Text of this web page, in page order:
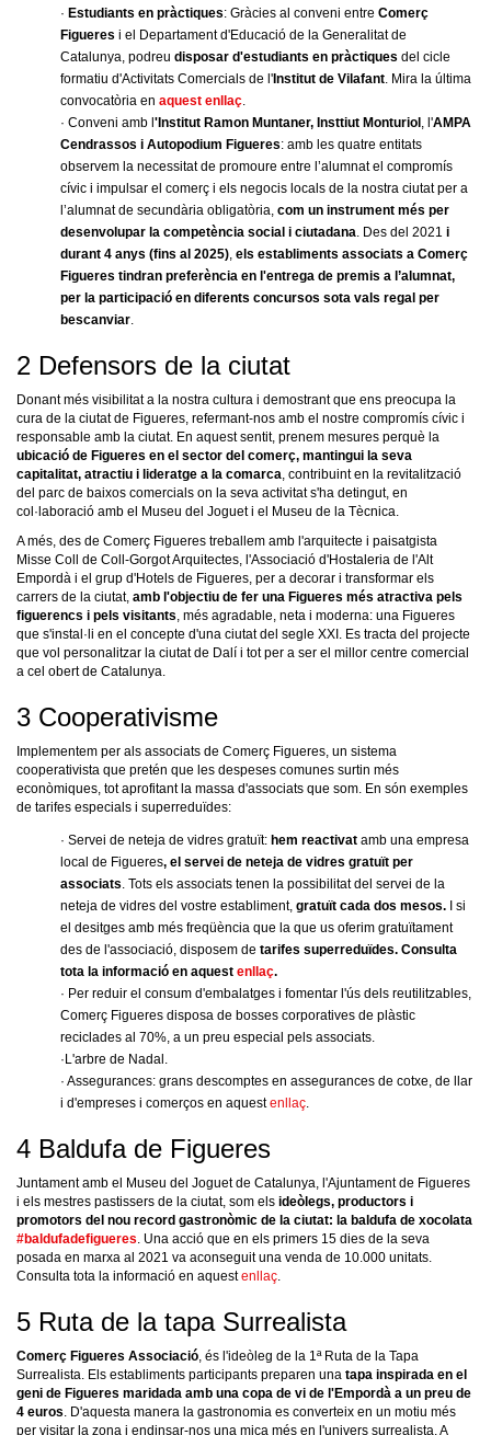
· Estudiants en pràctiques: Gràcies al conveni entre Comerç
Figueres i el Departament d'Educació de la Generalitat de
Catalunya, podreu disposar d'estudiants en pràctiques del cicle
formatiu d'Activitats Comercials de l' Institut de Vilafant. Mira la última
convocatòria en aquest enllaç.
· Conveni amb l 'Institut Ramon Muntaner, Insttiut Monturiol , l'AMPA
Cendrassos i Autopodium Figueres: amb les quatre entitats
observem la necessitat de promoure entre l’alumnat el compromís
cívic i impulsar el comerç i els negocis locals de la nostra ciutat per a
l’alumnat de secundària obligatòria, com un instrument més per
desenvolupar la competència social i ciutadana. Des del 2021 i
durant 4 anys (fins al 2025), els establiments associats a Comerç
Figueres tindran preferència en l'entrega de premis a l’alumnat,
per la participació en diferents concursos sota vals regal per
bescanviar.
2 Defensors de la ciutat
Donant més visibilitat a la nostra cultura i demostrant que ens preocupa la
cura de la ciutat de Figueres, refermant-nos amb el nostre compromís cívic i
responsable amb la ciutat. En aquest sentit, prenem mesures perquè la
ubicació de Figueres en el sector del comerç, mantingui la seva
capitalitat, atractiu i lideratge a la comarca, contribuint en la revitalització
del parc de baixos comercials on la seva activitat s'ha detingut, en
col·laboració amb el Museu del Joguet i el Museu de la Tècnica.
A més, des de Comerç Figueres treballem amb l'arquitecte i paisatgista
Misse Coll de Coll-Gorgot Arquitectes, l'Associació d'Hostaleria de l'Alt
Empordà i el grup d'Hotels de Figueres, per a decorar i transformar els
carrers de la ciutat, amb l'objectiu de fer una Figueres més atractiva pels
figuerencs i pels visitants, més agradable, neta i moderna: una Figueres
que s'instal·li en el concepte d'una ciutat del segle XXI. Es tracta del projecte
que vol personalitzar la ciutat de Dalí i tot per a ser el millor centre comercial
a cel obert de Catalunya.
3 Cooperativisme
Implementem per als associats de Comerç Figueres, un sistema
cooperativista que pretén que les despeses comunes surtin més
econòmiques, tot aprofitant la massa d'associats que som. En són exemples
de tarifes especials i superreduïdes:
· Servei de neteja de vidres gratuït: hem reactivat amb una empresa
local de Figueres, el servei de neteja de vidres gratuït per
associats. Tots els associats tenen la possibilitat del servei de la
neteja de vidres del vostre establiment, gratuït cada dos mesos. I si
el desitges amb més freqüència que la que us oferim gratuïtament
des de l'associació, disposem de tarifes superreduïdes. Consulta
tota la informació en aquest enllaç.
· Per reduir el consum d'embalatges i fomentar l'ús dels reutilitzables,
Comerç Figueres disposa de bosses corporatives de plàstic
reciclades al 70%, a un preu especial pels associats.
·L'arbre de Nadal.
· Assegurances: grans descomptes en assegurances de cotxe, de llar
i d'empreses i comerços en aquestenllaç.
4 Baldufa de Figueres
Juntament amb el Museu del Joguet de Catalunya, l'Ajuntament de Figueres
i els mestres pastissers de la ciutat, som els ideòlegs, productors i
promotors del nou record gastronòmic de la ciutat: la baldufa de xocolata
#baldufadefigueres. Una acció que en els primers 15 dies de la seva
posada en marxa al 2021 va aconseguit una venda de 10.000 unitats.
Consulta tota la informació en aquestenllaç.
5 Ruta de la tapa Surrealista
Comerç Figueres Associació, és l'ideòleg de la 1ª Ruta de la Tapa
Surrealista. Els establiments participants preparen una tapa inspirada en el
geni de Figueres maridada amb una copa de vi de l'Empordà a un preu de
4 euros. D'aquesta manera la gastronomia es converteix en un motiu més
per visitar la zona i endinsar-nos una mica més en l'univers surrealista. A